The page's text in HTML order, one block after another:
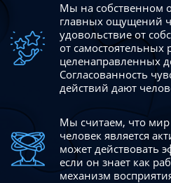
Мы на собственном
главных ощущений
удовольствие от
от
целенаправленных
Согласованность
действий дают
Мы считаем, что
человек является
может действовать
если он знает как
механизм